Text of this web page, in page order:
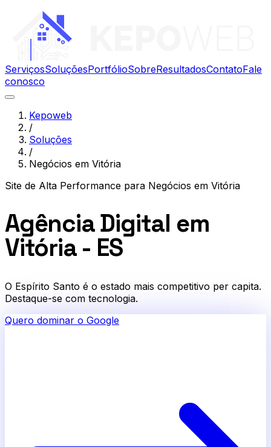
ServiçosSoluçõesPortfólioSobreResultadosContatoFale
conosco
Kepoweb
/
Soluções
/
Negócios em Vitória
Site de Alta Performance para Negócios em Vitória
Agência Digital em
Vitória - ES
O Espírito Santo é o estado mais competitivo per capita.
Destaque-se com tecnologia.
Quero dominar o Google